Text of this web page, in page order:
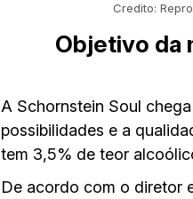
Credito:
Objetivo da
A Schornstein Soul
possibilidades e a
tem 3,5% de teor
De acordo com o diretor